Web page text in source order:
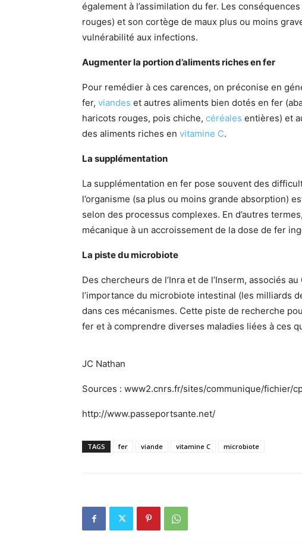
également à l’assimilation du fer. Les
rouges) et son cortège de maux plus ou moins
vulnérabilité aux infections.
Augmenter la portion d’aliments riches en fer
Pour remédier à ces carences, on préconise en
fer, viandes et autres aliments bien dotés en fer
haricots rouges, pois chiche, céréales entières) et
des aliments riches en vitamine C.
La supplémentation
La supplémentation en fer pose souvent des
l’organisme (sa plus ou moins grande absorption)
selon des processus complexes. En d’autres
mécanique à un accroissement de la dose de fer
La piste du microbiote
Des chercheurs de l’Inra et de l’Inserm, associés
l’importance du microbiote intestinal (les milliards
dans ces mécanismes. Cette piste de recherche
fer et à comprendre diverses maladies liées à ces
JC Nathan
Sources : www2.cnrs.fr/sites/communique/fichier/
http://www.passeportsante.net/
TAGS fer viande vitamine C microbiote